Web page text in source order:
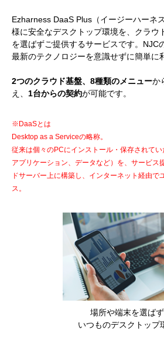
Ezharness DaaS Plus（イージーハーネ
様に安全なデスクトップ環境を、クラウ
を選ばずご提供するサービスです。NJC
最新のテクノロジーを意識せずに簡単に
2つのクラウド基盤、8種類のメニューか
え、 1台からの契約が可能です。
※DaaSとは
Desktop as a Serviceの略称。
従来は個々のPCにインストール・保存されてい
アプリケーション、データなど）を、サービス
ドサーバー上に構築し、インターネット経由で
ス。
場所や端末を選ば
いつものデスクトップ